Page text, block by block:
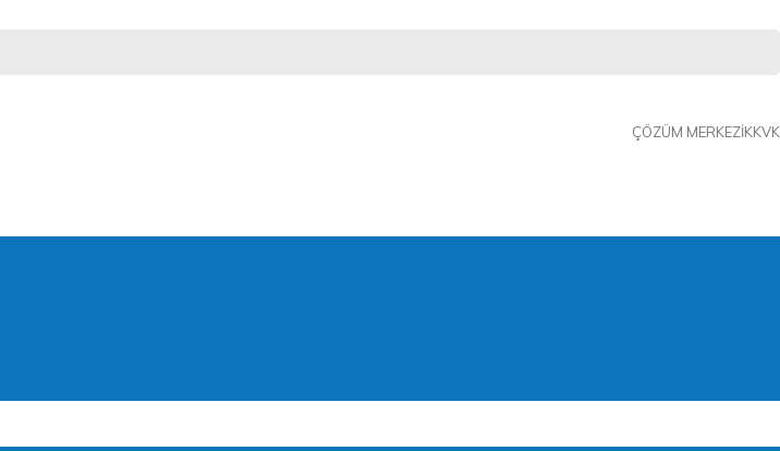
ÇÖZÜM MERKEZIKKVK